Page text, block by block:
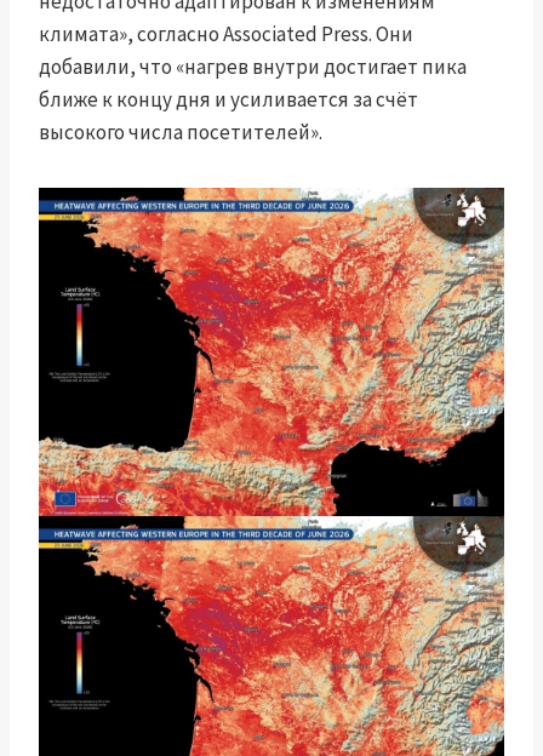
климата», согласно Associated Press. Они
добавили, что «нагрев внутри достигает пика
ближе к концу дня и усиливается за счёт
высокого числа посетителей».